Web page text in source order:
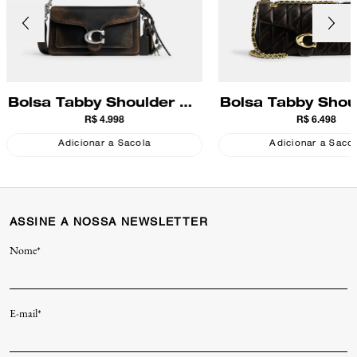
Bolsa Tabby Shoulder 26
Loved Leather Coach
R$ 4.998
Adicionar a Sacola
Bolsa Tabby
Loved Leather
Quilting
R$ 6.498
Adicionar a
ASSINE A NOSSA NEWSLETTER
Nome*
E-mail*